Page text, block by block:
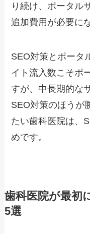
り続け、ポータル
追加費用が必要に
SEO対策とポータ
イト流入数こそポ
すが、中長期的な
SEO対策のほうが
たい歯科医院は、
めです。
歯科医院が最初
5選